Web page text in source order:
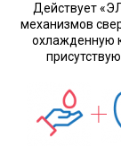
Действует
механизмов
охлажденную